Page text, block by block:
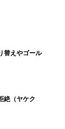
替えやゴール
絶（ヤケク